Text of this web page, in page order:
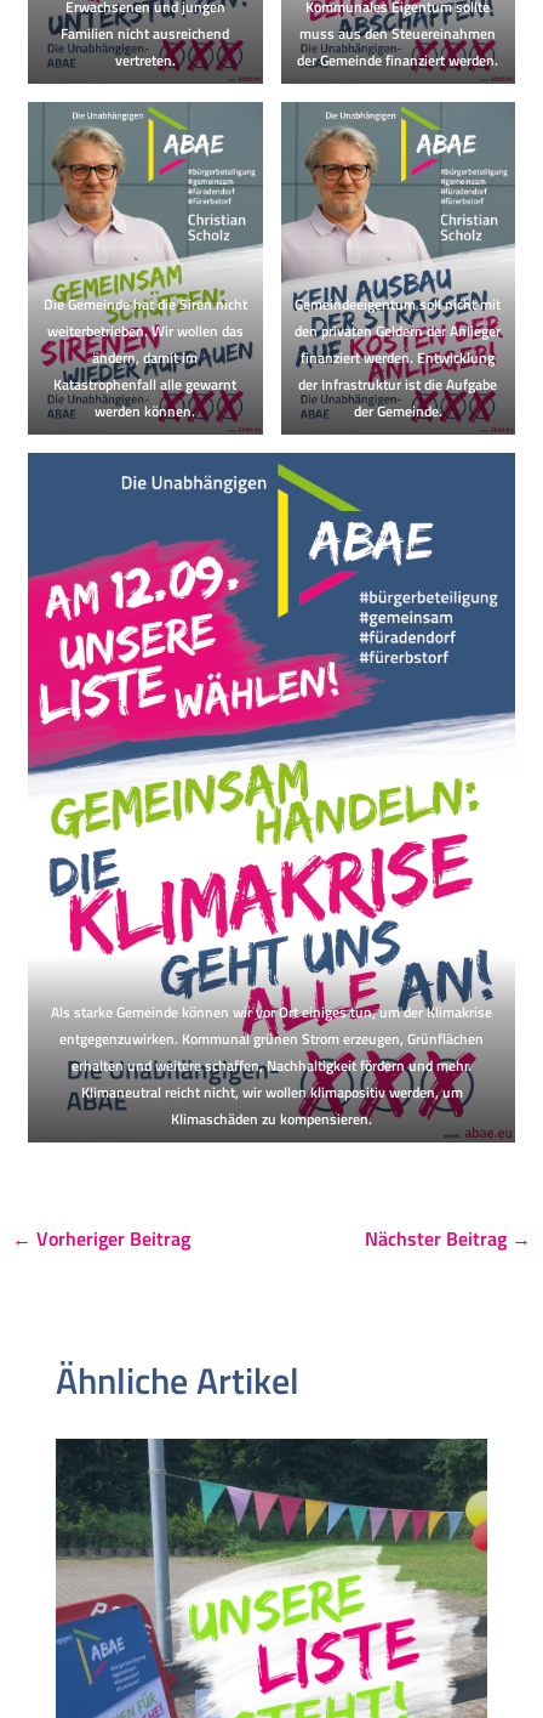
Erwachsenen und jungen
Familien nicht ausreichend
vertreten.
Kommunales Eigentum sollte
muss aus den Steuereinahmen
der Gemeinde finanziert werden.
Die Gemeinde hat die Siren nicht
weiterbetrieben. Wir wollen das
ändern, damit im
Katastrophenfall alle gewarnt
werden können.
Gemeindeeigentum soll nicht mit
den privaten Geldern der Anlieger
finanziert werden. Entwicklung
der Infrastruktur ist die Aufgabe
der Gemeinde.
Als starke Gemeinde können wir vor Ort einiges tun, um der Klimakrise
entgegenzuwirken. Kommunal grünen Strom erzeugen, Grünflächen
erhalten und weitere schaffen, Nachhaltigkeit fördern und mehr.
Klimaneutral reicht nicht, wir wollen klimapositiv werden, um
Klimaschäden zu kompensieren.
← Vorheriger Beitrag Nächster Beitrag →
Ähnliche Artikel